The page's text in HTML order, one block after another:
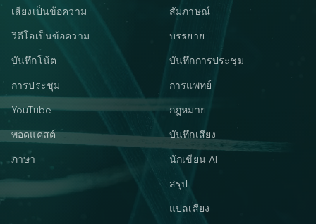
เสียงเป็นข้อความ
วิดีโอเป็นข้อความ
บันทึกโน้ต
การประชุม
YouTube
พอดแคสต์
ภาษา
สัมภาษณ์
บรรยาย
บันทึกการประชุม
การแพทย์
กฎหมาย
บันทึกเสียง
นักเขียน AI
สรุป
แปลเสียง